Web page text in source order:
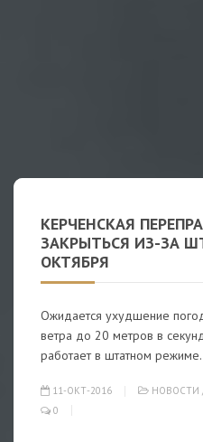
КЕРЧЕНСКАЯ
ЗАКРЫТЬСЯ ИЗ-ЗА
ОКТЯБРЯ
Ожидается ухудшение
ветра до 20 метров в
работает в штатном режиме.
11-ОКТ-2016 НОВОСТИ
0